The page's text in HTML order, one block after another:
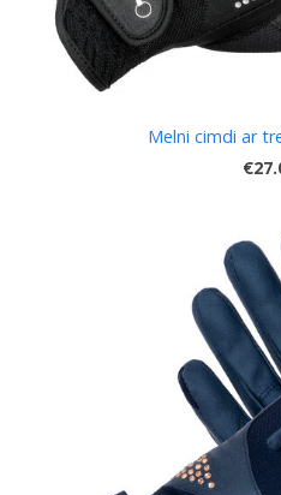
Melni cimdi ar